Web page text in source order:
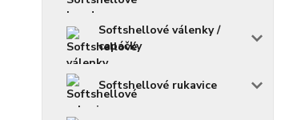
Softshellové válenky /
capáčky
Softshellové rukavice